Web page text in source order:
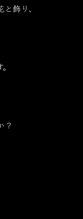
飾り、
？